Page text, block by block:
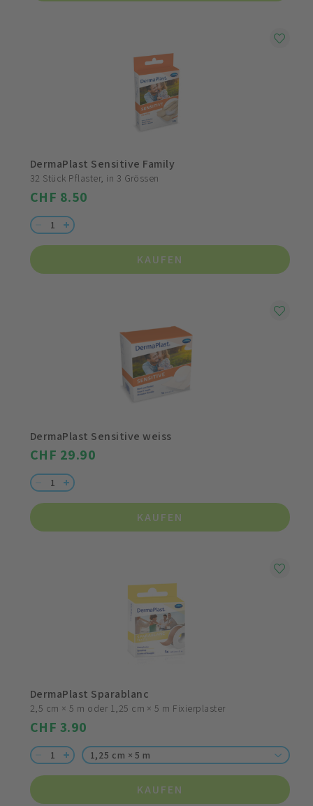
DermaPlast Sensitive Family
32 Stück Pflaster, in 3 Grössen
CHF 8.50
KAUFEN
DermaPlast Sensitive weiss
CHF 29.90
KAUFEN
DermaPlast Sparablanc
2,5 cm × 5 m oder 1,25 cm × 5 m Fixierplaster
CHF 3.90
1,25 cm × 5 m
KAUFEN